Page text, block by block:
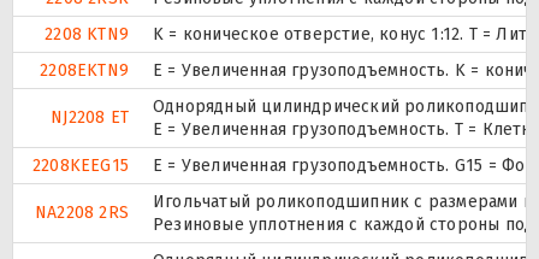
2208 KTN9
K = коническое отверстие, конус 1:12. T =
2208EKTN9
E = Увеличенная грузоподъемность. K =
NJ2208 ET
Однорядный цилиндрический
E = Увеличенная грузоподъемность. T =
2208KEEG15
E = Увеличенная грузоподъемность. G15 =
NA2208 2RS
Игольчатый роликоподшипник с размерами
Резиновые уплотнения с каждой стороны